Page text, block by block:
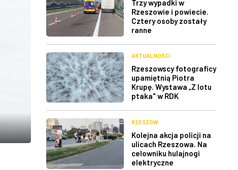
Trzy wypadki w
Rzeszowie i powiecie.
Cztery osoby zostały
ranne
AKTUALNOŚCI
Rzeszowscy fotograficy
upamiętnią Piotra
Krupę. Wystawa „Z lotu
ptaka" w RDK
RZESZÓW
Kolejna akcja policji na
ulicach Rzeszowa. Na
celowniku hulajnogi
elektryczne